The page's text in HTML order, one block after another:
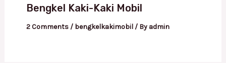
Bengkel Kaki-Kaki Mobil
2 Comments / bengkelkakimobil/ By admin